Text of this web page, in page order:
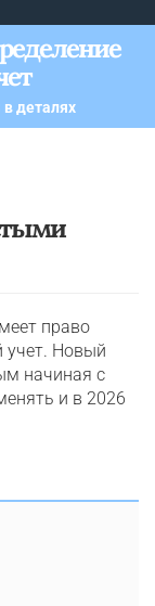
деталях
право
учет. Новый
начиная с
и в 2026